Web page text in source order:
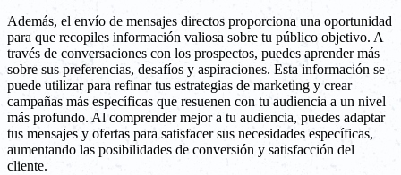
Además, el envío de mensajes directos proporciona una oportunidad
para que recopiles información valiosa sobre tu público objetivo. A
través de conversaciones con los prospectos, puedes aprender más
sobre sus preferencias, desafíos y aspiraciones. Esta información se
puede utilizar para refinar tus estrategias de marketing y crear
campañas más específicas que resuenen con tu audiencia a un nivel
más profundo. Al comprender mejor a tu audiencia, puedes adaptar
tus mensajes y ofertas para satisfacer sus necesidades específicas,
aumentando las posibilidades de conversión y satisfacción del
cliente.